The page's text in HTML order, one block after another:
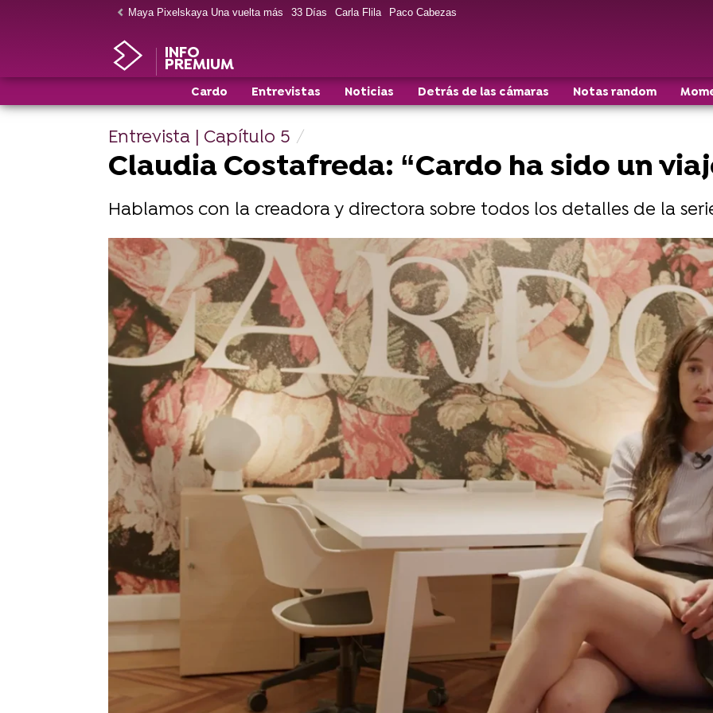
Maya Pixelskaya Una vuelta más 33 Días Carla Flila Paco Cabezas
INFO
PREMIUM
Cardo Entrevistas Noticias Detrás de las cámaras Notas random
Entrevista | Capítulo 5
Claudia Costafreda: “Cardo ha sido un
Hablamos con la creadora y directora sobre todos los detalles de la
Sandra Lázaro
Publicado: 09 de marzo de 2023, 11:10
WhatsappFacebookTwitter
Como la montaña rusa del cuarto capítulo: así ha sidoCardopara
Claudia Costafreda. Hablamos con la creadora y directora
sobre
todos los detalles de la serie.
Ya en la primera temporada, retrataba la mirada de muchas mujeres,
y en esta segunda, vuelven a lograrlo y amplían el universo desde
otras perspectivas.